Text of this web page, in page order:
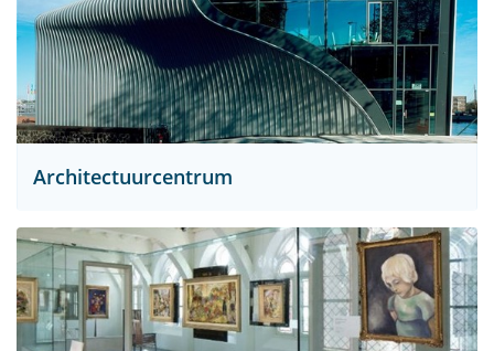
Architectuurcentrum